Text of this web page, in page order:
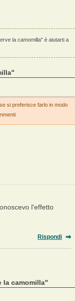
la camomilla" è aiutarti a
si preferisce farlo in modo
l'effetto
Rispondi
la camomilla"